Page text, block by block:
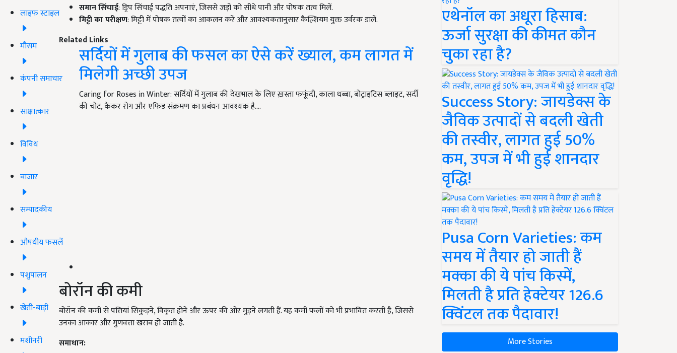
लाइफ स्टाइल
मौसम
कंपनी समाचार
साक्षात्कार
विविध
बाजार
सम्पादकीय
औषधीय फसलें
पशुपालन
खेती-बाड़ी
मशीनरी
समान सिंचाई: ड्रिप सिंचाई पद्धति अपनाएं, जिससे जड़ों को सीधे पानी और पोषक तत्व मिलें.
मिट्टी का परीक्षण: मिट्टी में पोषक तत्वों का आकलन करें और आवश्यकतानुसार कैल्शियम युक्त उर्वरक डालें.
Related Links
सर्दियों में गुलाब की फसल का ऐसे करें ख्याल, कम लागत में
मिलेगी अच्छी उपज
Caring for Roses in Winter: सर्दियों में गुलाब की देखभाल के लिए ख़स्ता फफूंदी, काला धब्बा, बोट्राइटिस ब्लाइट, सर्दी
की चोट, कैंकर रोग और एफिड संक्रमण का प्रबंधन आवश्यक है.…
बोरॉन की कमी
बोरॉन की कमी से पत्तियां सिकुड़ने, विकृत होने और ऊपर की ओर मुड़ने लगती हैं. यह कमी फलों को भी प्रभावित करती है, जिससे
उनका आकार और गुणवत्ता खराब हो जाती है.
समाधान:
एथेनॉल का अधूरा हिसाब:
ऊर्जा सुरक्षा की कीमत कौन
चुका रहा है?
Success Story: जायडेक्स के
जैविक उत्पादों से बदली खेती
की तस्वीर, लागत हुई 50%
कम, उपज में भी हुई शानदार
वृद्धि!
Pusa Corn Varieties: कम
समय में तैयार हो जाती हैं
मक्का की ये पांच किस्में,
मिलती है प्रति हेक्टेयर 126.6
क्विंटल तक पैदावार!
More Stories